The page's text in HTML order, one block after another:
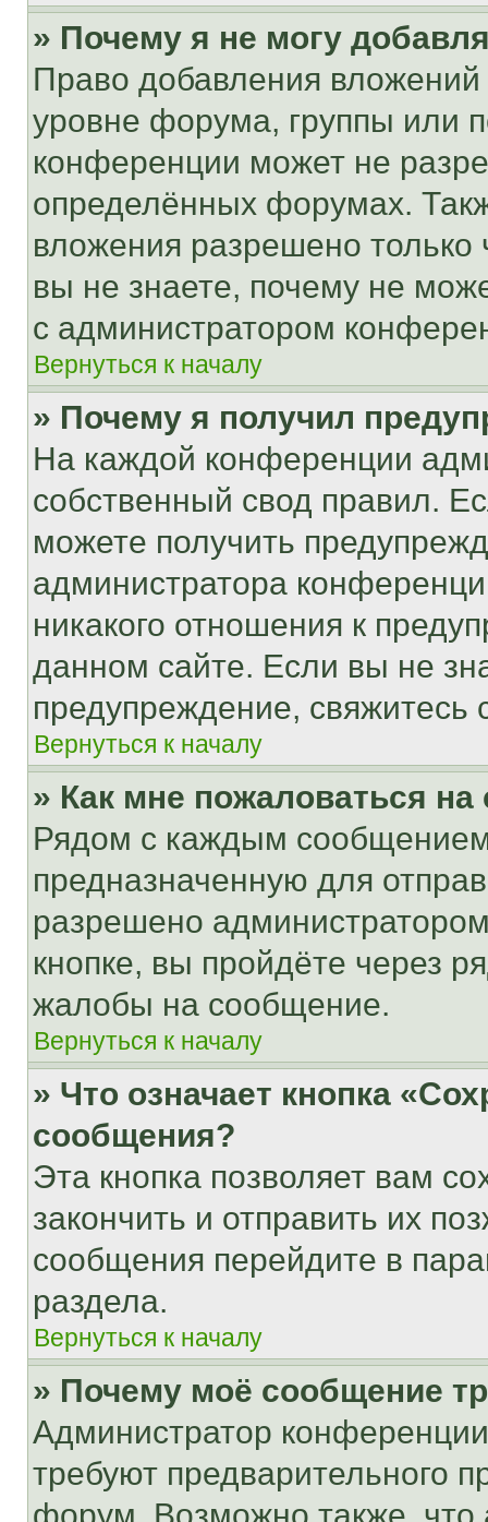
» Почему я не могу
Право добавления
уровне форума, группы или
конференции может не
определённых форумах.
вложения разрешено
вы не знаете, почему не
с администратором
Вернуться к началу
» Почему я получил
На каждой конференции
собственный свод правил.
можете получить
администратора
никакого отношения к
данном сайте. Если вы не
предупреждение,
Вернуться к началу
» Как мне пожаловаться
Рядом с каждым сообщением
предназначенную для
разрешено
кнопке, вы пройдёте через
жалобы на сообщение.
Вернуться к началу
» Что означает кнопка
сообщения?
Эта кнопка позволяет вам
закончить и отправить их
сообщения перейдите в
раздела.
Вернуться к началу
» Почему моё сообщение
Администратор
требуют предварительного